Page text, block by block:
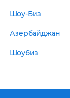
Шоу-Биз
Азербайджан
Шоубиз